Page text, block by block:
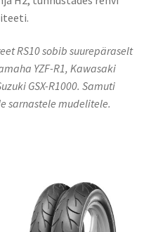
RS10 sobib suurepäraselt
YZF-R1, Kawasaki
GSX-R1000. Samuti
sarnastele mudelitele.